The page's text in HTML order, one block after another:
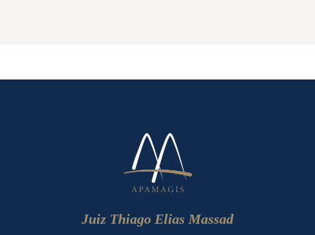
Juiz Thiago Elias Massad